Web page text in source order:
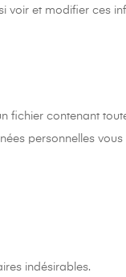
voir et modifier ces
fichier contenant
personnelles
indésirables.